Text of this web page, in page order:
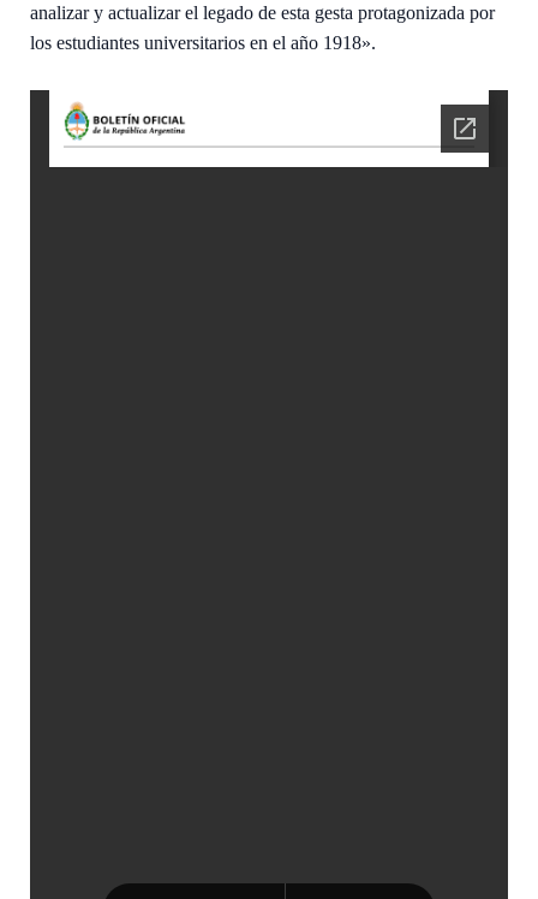
analizar y actualizar el legado de esta gesta protagonizada por
los estudiantes universitarios en el año 1918».